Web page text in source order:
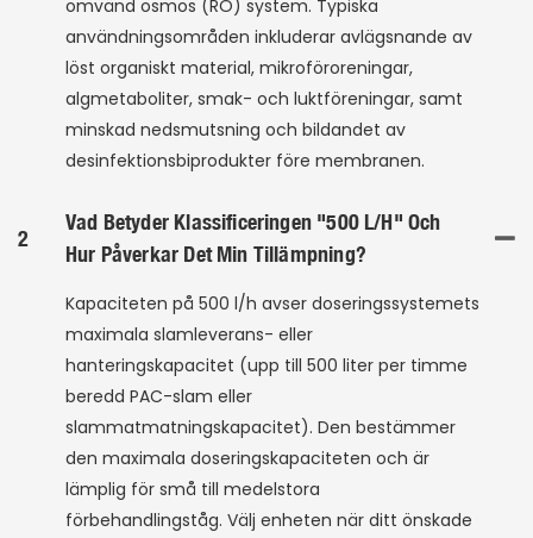
omvänd osmos (RO) system. Typiska
användningsområden inkluderar avlägsnande av
löst organiskt material, mikroföroreningar,
algmetaboliter, smak- och luktföreningar, samt
minskad nedsmutsning och bildandet av
desinfektionsbiprodukter före membranen.
2
Vad Betyder Klassificeringen "500 L/h" Och
Hur Påverkar Det Min Tillämpning?
Kapaciteten på 500 l/h avser doseringssystemets
maximala slamleverans- eller
hanteringskapacitet (upp till 500 liter per timme
beredd PAC-slam eller
slammatmatningskapacitet). Den bestämmer
den maximala doseringskapaciteten och är
lämplig för små till medelstora
förbehandlingståg. Välj enheten när ditt önskade